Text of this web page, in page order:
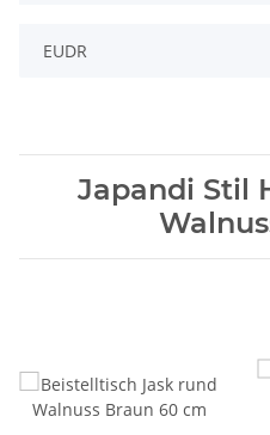
EUDR
Japandi Stil